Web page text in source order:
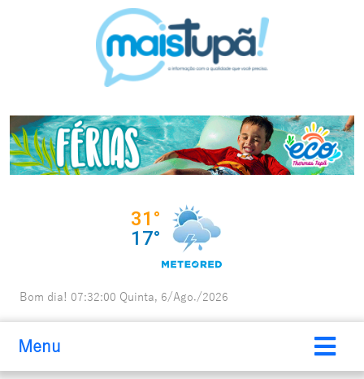
Bom dia! 07:32:01 Quinta, 6/Ago./2026
Menu